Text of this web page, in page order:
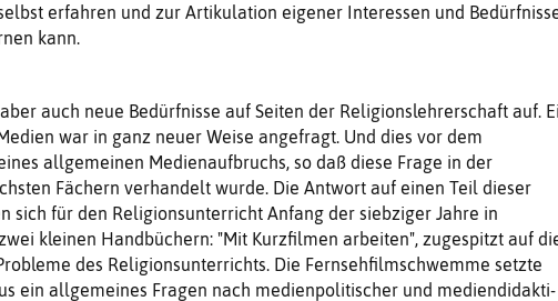
erfahren und zur Artikulation eigener Interes­sen und
kann.
auch neue Bedürf­nisse auf Seiten der Religionslehrer­schaft auf.
war in ganz neuer Weise angefragt. Und dies vor dem
allgemeinen Medienaufbruchs, so daß diese Frage in der
Fächern verhandelt wurde. Die Antwort auf einen Teil dieser
sich für den Religionsunterricht Anfang der siebziger Jahre in
kleinen Handbüchern: "Mit Kurzfilmen arbeiten", zugespitzt auf
des Religionsunterrichts. Die Fernsehfilmschwemme setzte
ein allgemeines Fragen nach medienpolitischer und mediendidakti­